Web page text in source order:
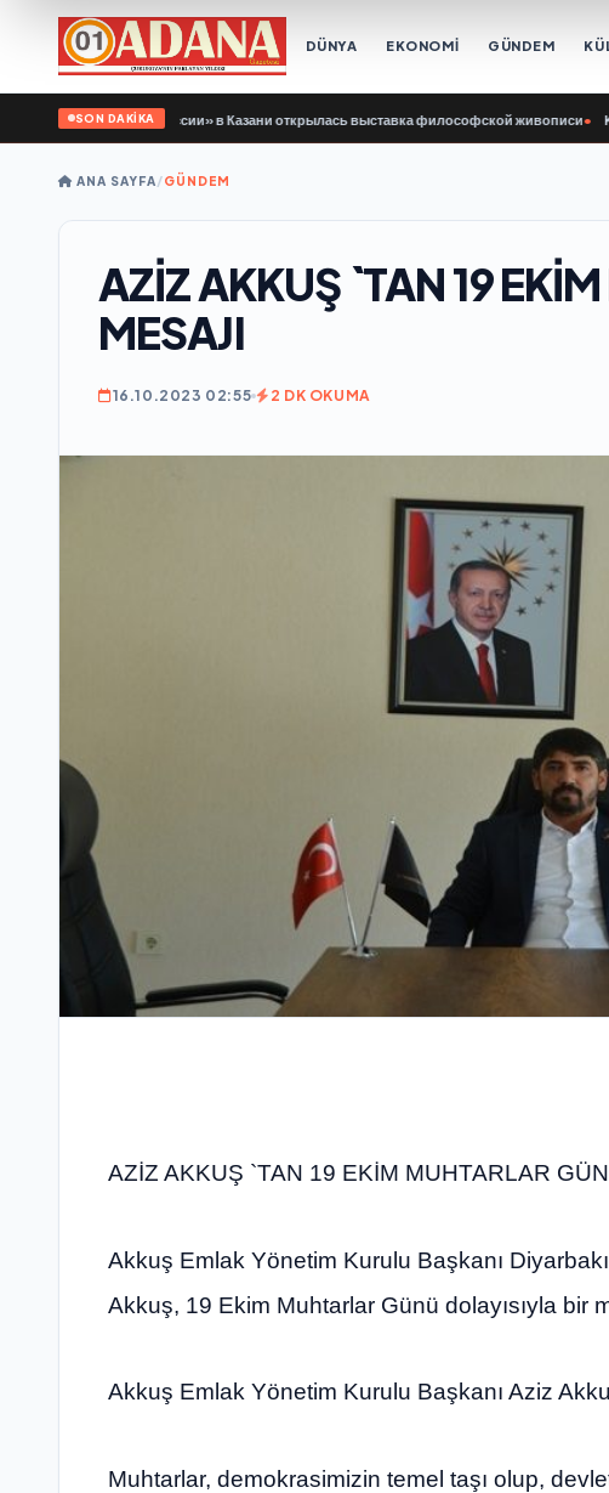
DÜNYA EKONOMİ GÜNDEM
SON DAKİKA
«Единой России» в Казани открылась выставка философской живописи•
ANA SAYFA/GÜNDEM
AZİZ AKKUŞ `TAN 19
MESAJI
16.10.2023 02:55 2 DK OKUMA
AZİZ AKKUŞ `TAN 19 EKİM MUHTARLAR
Akkuş Emlak Yönetim Kurulu Başkanı
Akkuş, 19 Ekim Muhtarlar Günü dolayısıyla bir
Akkuş Emlak Yönetim Kurulu Başkanı Aziz
Muhtarlar, demokrasimizin temel taşı olup,